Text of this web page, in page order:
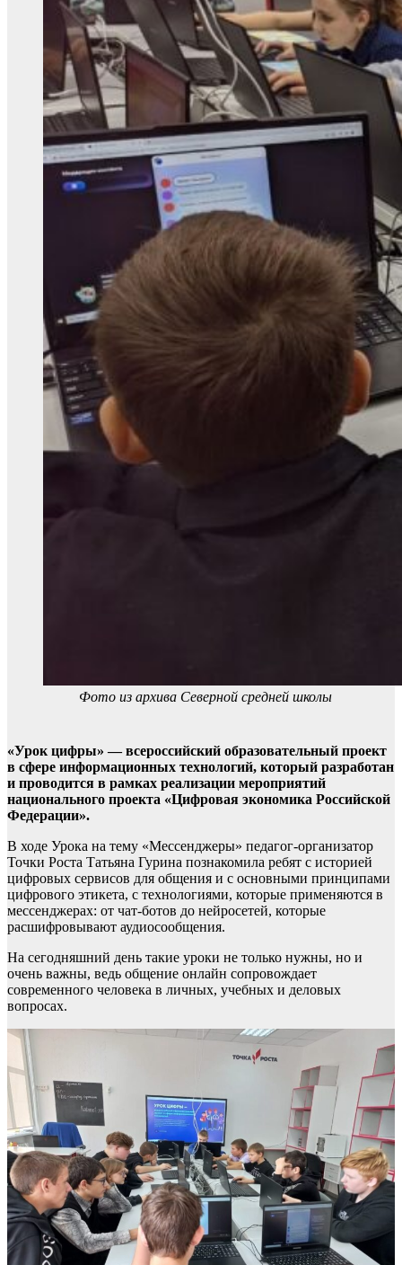
Фото из архива Северной средней школы
«Урок цифры» — всероссийский образовательный проект
в сфере информационных технологий, который разработан
и проводится в рамках реализации мероприятий
национального проекта «Цифровая экономика Российской
Федерации».
В ходе Урока на тему «Мессенджеры» педагог-организатор
Точки Роста Татьяна Гурина познакомила ребят с историей
цифровых сервисов для общения и с основными принципами
цифрового этикета, с технологиями, которые применяются в
мессенджерах: от чат-ботов до нейросетей, которые
расшифровывают аудиосообщения.
На сегодняшний день такие уроки не только нужны, но и
очень важны, ведь общение онлайн сопровождает
современного человека в личных, учебных и деловых
вопросах.